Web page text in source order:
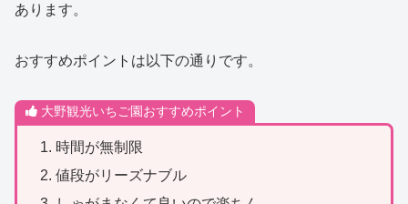
あります。
おすすめポイントは以下の通りです。
大野観光いちご園おすすめポイント
時間が無制限
値段がリーズナブル